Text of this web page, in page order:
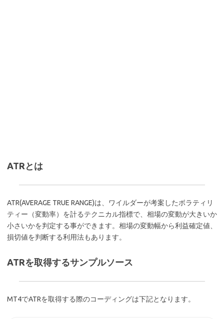
ATRとは
ATR(AVERAGE TRUE RANGE)は、ワイルダーが考案したボラティリ
ティー（変動率）を計るテクニカル指標で、相場の変動が大きいか
小さいかを判定する事ができます。相場の変動幅から利益確定値、
損切値を判断する利用法もあります。
ATRを取得するサンプルソース
MT4でATRを取得する際のコーディングは下記となります。